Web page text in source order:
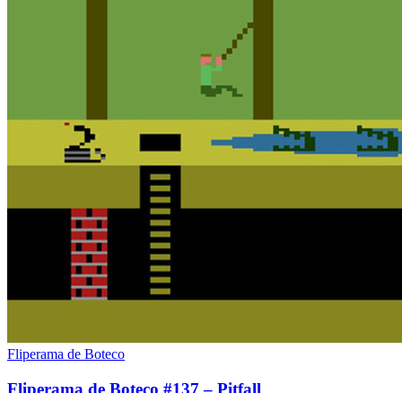
Fliperama de Boteco
Fliperama de Boteco #137 – Pitfall